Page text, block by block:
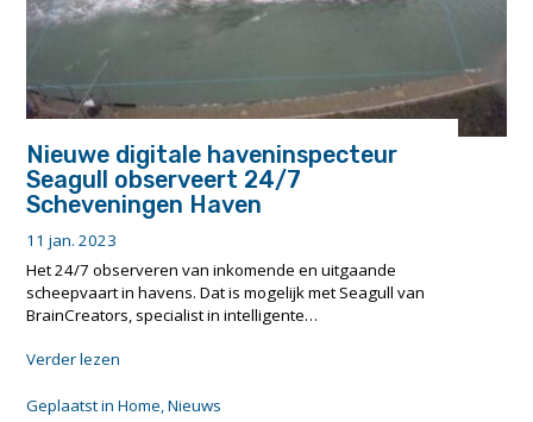
Nieuwe digitale haveninspecteur
Seagull observeert 24/7
Scheveningen Haven
11 jan. 2023
Het 24/7 observeren van inkomende en uitgaande
scheepvaart in havens. Dat is mogelijk met Seagull van
BrainCreators, specialist in intelligente…
Verder lezen
haveninspecteur
Geplaatst inHome,Nieuws